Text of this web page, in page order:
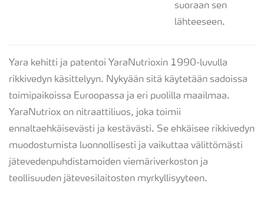
suoraan sen
lähteeseen.
Yara kehitti ja patentoi YaraNutrioxin 1990-luvulla
rikkivedyn käsittelyyn. Nykyään sitä käytetään sadoissa
toimipaikoissa Euroopassa ja eri puolilla maailmaa.
YaraNutriox on nitraattiliuos, joka toimii
ennaltaehkäisevästi ja kestävästi. Se ehkäisee rikkivedyn
muodostumista luonnollisesti ja vaikuttaa välittömästi
jätevedenpuhdistamoiden viemäriverkoston ja
teollisuuden jätevesilaitosten myrkyllisyyteen.